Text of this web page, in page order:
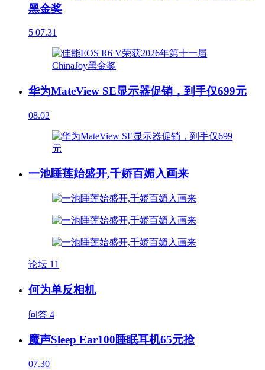
黑金奖
5 07.31
华为MateView SE显示器促销，到手仅699元
08.02
一池睡莲始盛开,千娇百媚入画来
论坛 11
何为单反相机
问答 4
魔声Sleep Ear100睡眠耳机65元抢
07.30